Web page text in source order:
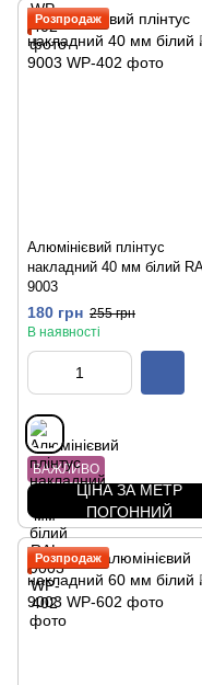
Розпродаж
Алюмінієвий плінтус
накладний 40 мм білий
9003
180 грн 255 грн
В наявності
ВАЖЛИВО
ЦІНА ЗА МЕТР
ПОГОННИЙ
Розпродаж